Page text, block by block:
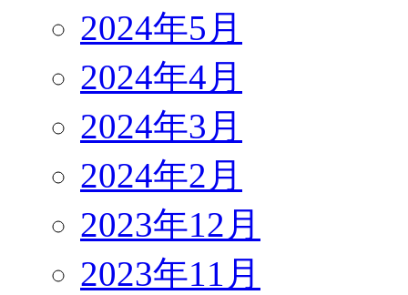
2024年5月
2024年4月
2024年3月
2024年2月
2023年12月
2023年11月